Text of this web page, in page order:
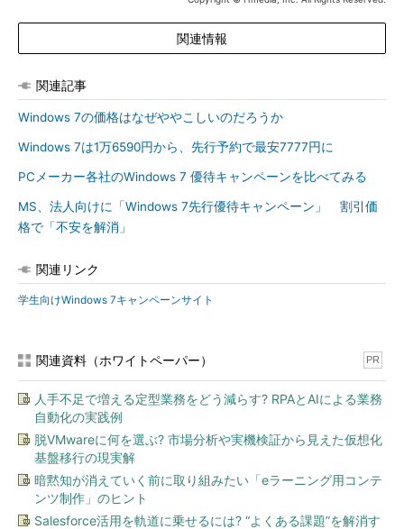
関連情報
関連記事
Windows 7の価格はなぜややこしいのだろうか
Windows 7は1万6590円から、先行予約で最安7777円に
PCメーカー各社のWindows 7 優待キャンペーンを比べてみる
MS、法人向けに「Windows 7先行優待キャンペーン」 割引価
格で「不安を解消」
関連リンク
学生向けWindows 7キャンペーンサイト
関連資料（ホワイトペーパー） PR
人手不足で増える定型業務をどう減らす? RPAとAIによる業務
自動化の実践例
脱VMwareに何を選ぶ? 市場分析や実機検証から見えた仮想化
基盤移行の現実解
暗黙知が消えていく前に取り組みたい「eラーニング用コンテ
ンツ制作」のヒント
Salesforce活用を軌道に乗せるには? “よくある課題”を解消す